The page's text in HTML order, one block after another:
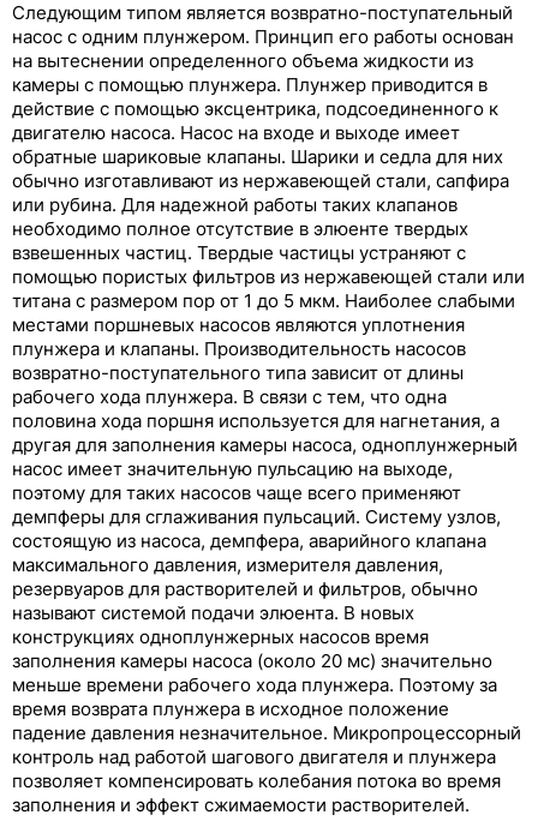
Следующим типом является возвратно-поступательный
насос с одним плунжером. Принцип его работы основан
на вытеснении определенного объема жидкости из
камеры с помощью плунжера. Плунжер приводится в
действие с помощью эксцентрика, подсоединенного к
двигателю насоса. Насос на входе и выходе имеет
обратные шариковые клапаны. Шарики и седла для них
обычно изготавливают из нержавеющей стали, сапфира
или рубина. Для надежной работы таких клапанов
необходимо полное отсутствие в элюенте твердых
взвешенных частиц. Твердые частицы устраняют с
помощью пористых фильтров из нержавеющей стали или
титана с размером пор от 1 до 5 мкм. Наиболее слабыми
местами поршневых насосов являются уплотнения
плунжера и клапаны. Производительность насосов
возвратно-поступательного типа зависит от длины
рабочего хода плунжера. В связи с тем, что одна
половина хода поршня используется для нагнетания, а
другая для заполнения камеры насоса, одноплунжерный
насос имеет значительную пульсацию на выходе,
поэтому для таких насосов чаще всего применяют
демпферы для сглаживания пульсаций. Систему узлов,
состоящую из насоса, демпфера, аварийного клапана
максимального давления, измерителя давления,
резервуаров для растворителей и фильтров, обычно
называют системой подачи элюента. В новых
конструкциях одноплунжерных насосов время
заполнения камеры насоса (около 20 мс) значительно
меньше времени рабочего хода плунжера. Поэтому за
время возврата плунжера в исходное положение
падение давления незначительное. Микропроцессорный
контроль над работой шагового двигателя и плунжера
позволяет компенсировать колебания потока во время
заполнения и эффект сжимаемости растворителей.